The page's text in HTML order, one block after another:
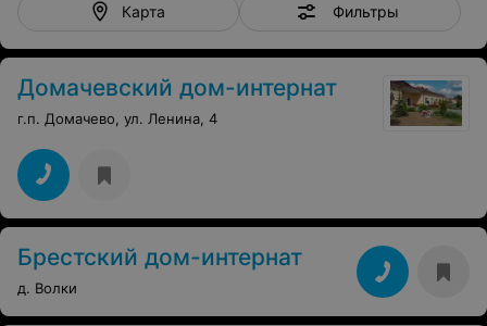
Карта Фильтры
Домачевский дом-интернат
г.п. Домачево, ул. Ленина, 4
Брестский дом-интернат
д. Волки